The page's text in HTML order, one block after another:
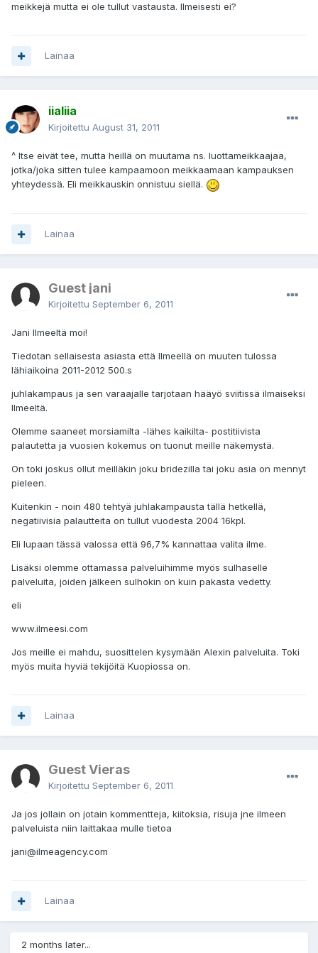
meikkejä mutta ei ole tullut vastausta. Ilmeisesti ei?
Lainaa
iialiia
Kirjoitettu August 31, 2011
^ Itse eivät tee, mutta heillä on muutama ns. luottameikkaajaa,
jotka/joka sitten tulee kampaamoon meikkaamaan kampauksen
yhteydessä. Eli meikkauskin onnistuu siellä.
Lainaa
Guest jani
Kirjoitettu September 6, 2011
Jani Ilmeeltä moi!
Tiedotan sellaisesta asiasta että Ilmeellä on muuten tulossa
lähiaikoina 2011-2012 500.s
juhlakampaus ja sen varaajalle tarjotaan hääyö sviitissä ilmaiseksi
Ilmeeltä.
Olemme saaneet morsiamilta -lähes kaikilta- postitiivista
palautetta ja vuosien kokemus on tuonut meille näkemystä.
On toki joskus ollut meilläkin joku bridezilla tai joku asia on mennyt
pieleen.
Kuitenkin - noin 480 tehtyä juhlakampausta tällä hetkellä,
negatiivisia palautteita on tullut vuodesta 2004 16kpl.
Eli lupaan tässä valossa että 96,7% kannattaa valita ilme.
Lisäksi olemme ottamassa palveluihimme myös sulhaselle
palveluita, joiden jälkeen sulhokin on kuin pakasta vedetty.
eli
www.ilmeesi.com
Jos meille ei mahdu, suosittelen kysymään Alexin palveluita. Toki
myös muita hyviä tekijöitä Kuopiossa on.
Lainaa
Guest Vieras
Kirjoitettu September 6, 2011
Ja jos jollain on jotain kommentteja, kiitoksia, risuja jne ilmeen
palveluista niin laittakaa mulle tietoa
jani@ilmeagency.com
Lainaa
2 months later...